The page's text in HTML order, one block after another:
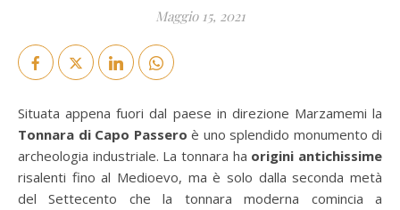
Maggio 15, 2021
Situata appena fuori dal paese in direzione Marzamemi la
Tonnara di Capo Passero è uno splendido monumento di
archeologia industriale. La tonnara ha origini antichissime
risalenti fino al Medioevo, ma è solo dalla seconda metà
del Settecento che la tonnara moderna comincia a